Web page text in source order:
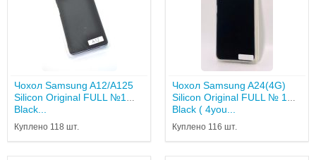
Чохол Samsung A12/A125
Silicon Original FULL №1
Black...
Куплено 118 шт.
Чохол Samsung A24(4G)
Silicon Original FULL № 1
Black ( 4you...
Куплено 116 шт.